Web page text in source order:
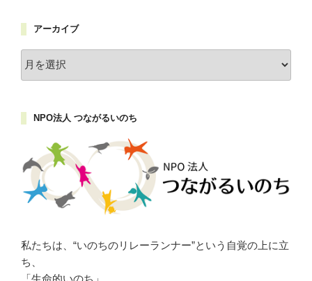
アーカイブ
ー
ブ
NPO法人 つながるいのち
私たちは、“いのちのリレーランナー”という自覚の上に立
ち、
「生命的いのち」